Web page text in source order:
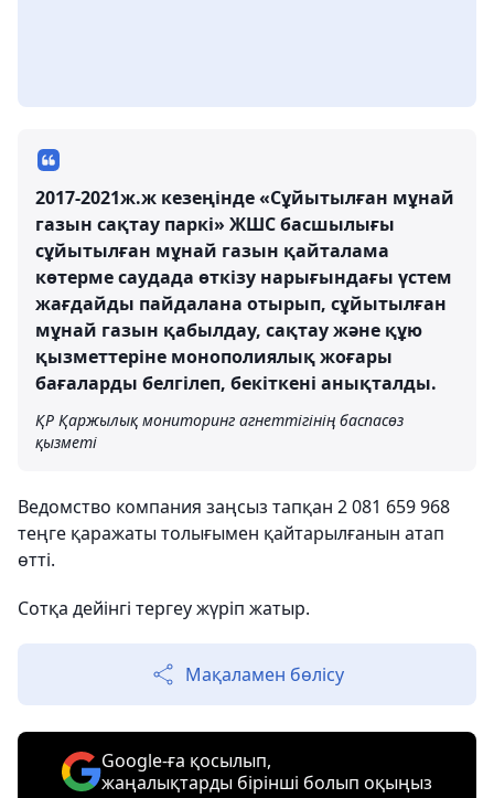
2017-2021ж.ж кезеңінде «Сұйытылған мұнай
газын сақтау паркі» ЖШС басшылығы
сұйытылған мұнай газын қайталама
көтерме саудада өткізу нарығындағы үстем
жағдайды пайдалана отырып, сұйытылған
мұнай газын қабылдау, сақтау және құю
қызметтеріне монополиялық жоғары
бағаларды белгілеп, бекіткені анықталды.
ҚР Қаржылық мониторинг агнеттігінің баспасөз
қызметі
Ведомство компания заңсыз тапқан 2 081 659 968
теңге қаражаты толығымен қайтарылғанын атап
өтті.
Сотқа дейінгі тергеу жүріп жатыр.
Мақаламен бөлісу
Google-ға қосылып,
жаңалықтарды бірінші болып оқыңыз